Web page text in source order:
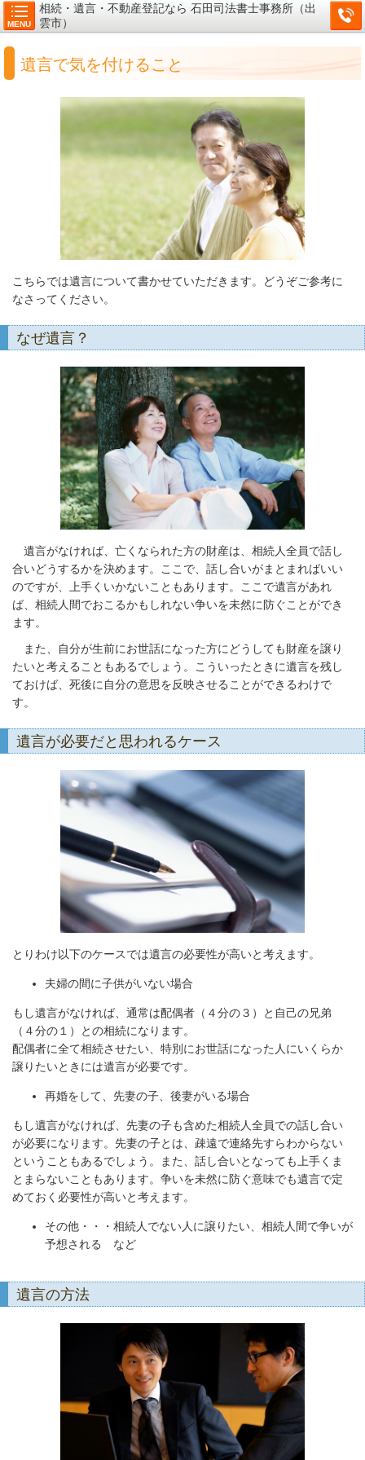
MENU
相続・遺言・不動産登記なら 石田司法書士事務所（出
雲市）
遺言で気を付けること
こちらでは遺言について書かせていただきます。どうぞご参考に
なさってください。
なぜ遺言？
遺言がなければ、亡くなられた方の財産は、相続人全員で話し
合いどうするかを決めます。ここで、話し合いがまとまればいい
のですが、上手くいかないこともあります。ここで遺言があれ
ば、相続人間でおこるかもしれない争いを未然に防ぐことができ
ます。
また、自分が生前にお世話になった方にどうしても財産を譲り
たいと考えることもあるでしょう。こういったときに遺言を残し
ておけば、死後に自分の意思を反映させることができるわけで
す。
遺言が必要だと思われるケース
とりわけ以下のケースでは遺言の必要性が高いと考えます。​
夫婦の間に子供がいない場合
もし遺言がなければ、通常は配偶者（４分の３）と自己の兄弟
（４分の１）との相続になります。
配偶者に全て相続させたい、特別にお世話になった人にいくらか
譲りたいときには遺言が必要です。
再婚をして、先妻の子、後妻がいる場合
もし遺言がなければ、先妻の子も含めた相続人全員での話し合い
が必要になります。先妻の子とは、疎遠で連絡先すらわからない
ということもあるでしょう。また、話し合いとなっても上手くま
とまらないこともあります。争いを未然に防ぐ意味でも遺言で定
めておく必要性が高いと考えます。
その他・・・相続人でない人に譲りたい、相続人間で争いが
予想される など
遺言の方法